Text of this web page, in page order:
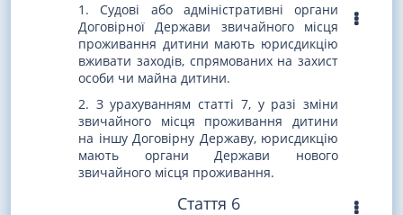
1. Судові або адміністративні органи
Договірної Держави звичайного місця
проживання дитини мають юрисдикцію
вживати заходів, спрямованих на захист
особи чи майна дитини.
2. З урахуванням статті 7, у разі зміни
звичайного місця проживання дитини
на іншу Договірну Державу, юрисдикцію
мають органи Держави нового
звичайного місця проживання.
Стаття 6